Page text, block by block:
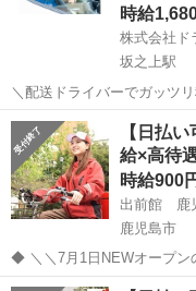
時給
株式会社ド
坂之上駅
＼配送ドライバーでガッツリ稼げる！／ ＜お仕事
ーによる貨物集配業務（トレー
容：DR:大型＋作業 ■商品
ーなど ■配送件数...
鹿児島 鹿児島市 坂之
【日払
給×高待
時給900
出前館 鹿
鹿児島市
◆ ＼＼7月1日NEWオープンの出前
たSTAFFが多く在籍してい
鹿児島 鹿児島市 デ